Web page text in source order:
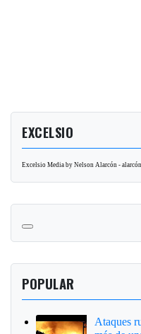
EXCELSIO
Excelsio Media by Nelson Alarcón -
POPULAR
Ataques